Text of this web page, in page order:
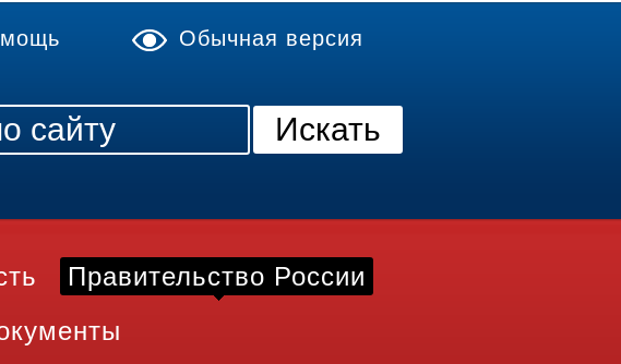
Обычная версия
Правительство России